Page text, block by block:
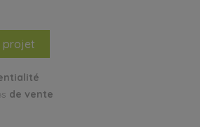
projet
de vente